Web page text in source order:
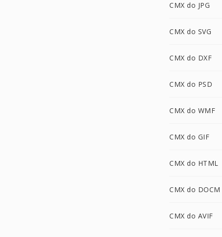
CMX do JPG
CMX do SVG
CMX do DXF
CMX do PSD
CMX do WMF
CMX do GIF
CMX do HTML
CMX do DOCM
CMX do AVIF